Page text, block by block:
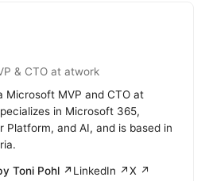
& CTO at atwork
Microsoft MVP and CTO at
in Microsoft 365,
Platform, and AI, and is based in
Toni Pohl ↗LinkedIn ↗X ↗